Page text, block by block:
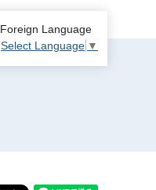
Foreign Language
Select Language ▼